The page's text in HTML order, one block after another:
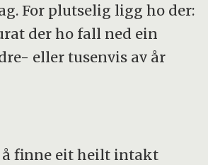
For plutselig ligg ho der:
der ho fall ned ein
eller tusenvis av år
å finne eit heilt intakt